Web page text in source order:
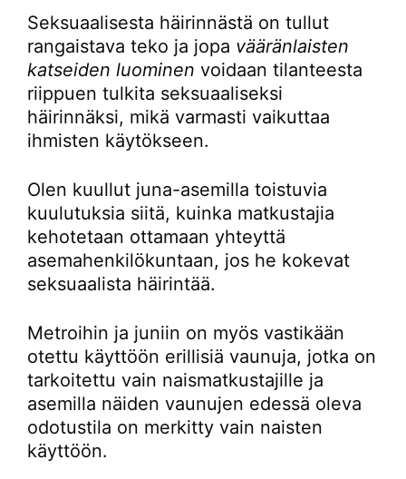
Seksuaalisesta häirinnästä on tullut
rangaistava teko ja jopa vääränlaisten
katseiden luominen voidaan tilanteesta
riippuen tulkita seksuaaliseksi
häirinnäksi, mikä varmasti vaikuttaa
ihmisten käytökseen.
Olen kuullut juna-asemilla toistuvia
kuulutuksia siitä, kuinka matkustajia
kehotetaan ottamaan yhteyttä
asemahenkilökuntaan, jos he kokevat
seksuaalista häirintää.
Metroihin ja juniin on myös vastikään
otettu käyttöön erillisiä vaunuja, jotka on
tarkoitettu vain naismatkustajille ja
asemilla näiden vaunujen edessä oleva
odotustila on merkitty vain naisten
käyttöön.